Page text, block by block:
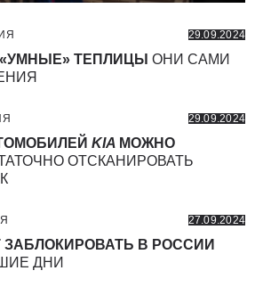
29.09.2024
ТЕПЛИЦЫ ОНИ САМИ
29.09.2024
KIA МОЖНО
ОТСКАНИРОВАТЬ
27.09.2024
ЗАБЛОКИРОВАТЬ В РОССИИ
ДНИ